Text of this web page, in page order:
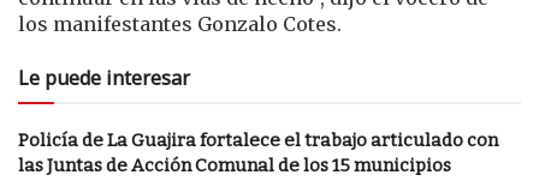
los manifestantes Gonzalo Cotes.
Le puede interesar
Policía de La Guajira fortalece el trabajo articulado con
las Juntas de Acción Comunal de los 15 municipios